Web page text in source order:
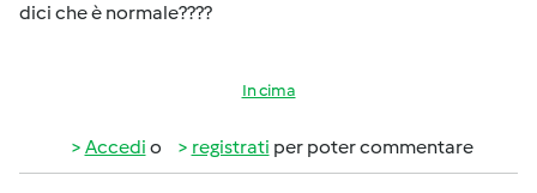
dici che è normale????
In cima
Accedi o registrati per poter commentare